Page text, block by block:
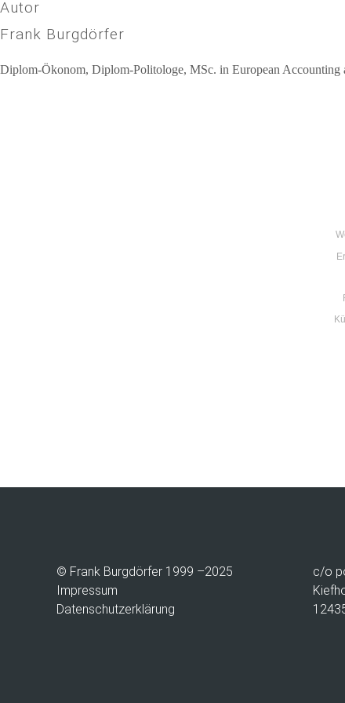
Autor
Frank Burgdörfer
Diplom-Ökonom, Diplom-Politologe, MSc. in European Accounting
© Frank Burgdörfer 1999 –2025
Impressum
Datenschutzerklärung
c/o